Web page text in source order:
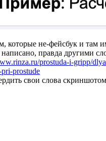
которые не-фейсбук и там
правда другими
prostuda-i-gripp/
prostude
свои слова